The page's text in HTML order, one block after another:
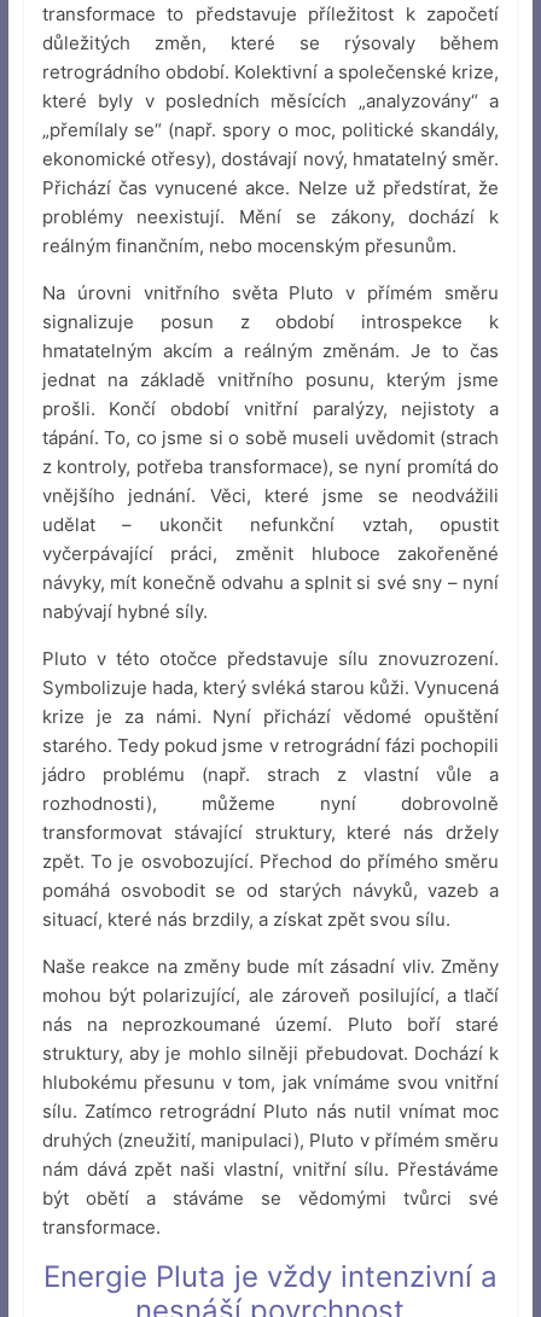
transformace to představuje příležitost k započetí
důležitých změn, které se rýsovaly během
retrográdního období. Kolektivní a společenské krize,
které byly v posledních měsících „analyzovány“ a
„přemílaly se“ (např. spory o moc, politické skandály,
ekonomické otřesy), dostávají nový, hmatatelný směr.
Přichází čas vynucené akce. Nelze už předstírat, že
problémy neexistují. Mění se zákony, dochází k
reálným finančním, nebo mocenským přesunům.
Na úrovni vnitřního světa Pluto v přímém směru
signalizuje posun z období introspekce k
hmatatelným akcím a reálným změnám. Je to čas
jednat na základě vnitřního posunu, kterým jsme
prošli. Končí období vnitřní paralýzy, nejistoty a
tápání. To, co jsme si o sobě museli uvědomit (strach
z kontroly, potřeba transformace), se nyní promítá do
vnějšího jednání. Věci, které jsme se neodvážili
udělat – ukončit nefunkční vztah, opustit
vyčerpávající práci, změnit hluboce zakořeněné
návyky, mít konečně odvahu a splnit si své sny – nyní
nabývají hybné síly.
Pluto v této otočce představuje sílu znovuzrození.
Symbolizuje hada, který svléká starou kůži. Vynucená
krize je za námi. Nyní přichází vědomé opuštění
starého. Tedy pokud jsme v retrográdní fázi pochopili
jádro problému (např. strach z vlastní vůle a
rozhodnosti), můžeme nyní dobrovolně
transformovat stávající struktury, které nás držely
zpět. To je osvobozující. Přechod do přímého směru
pomáhá osvobodit se od starých návyků, vazeb a
situací, které nás brzdily, a získat zpět svou sílu.
Naše reakce na změny bude mít zásadní vliv. Změny
mohou být polarizující, ale zároveň posilující, a tlačí
nás na neprozkoumané území. Pluto boří staré
struktury, aby je mohlo silněji přebudovat. Dochází k
hlubokému přesunu v tom, jak vnímáme svou vnitřní
sílu. Zatímco retrográdní Pluto nás nutil vnímat moc
druhých (zneužití, manipulaci), Pluto v přímém směru
nám dává zpět naši vlastní, vnitřní sílu. Přestáváme
být obětí a stáváme se vědomými tvůrci své
transformace.
Energie Pluta je vždy intenzivní a